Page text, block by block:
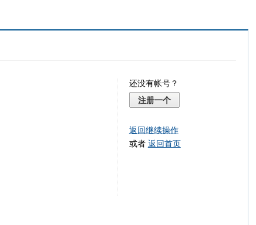
还没有帐号？
注册一个
返回继续操作
或者 返回首页